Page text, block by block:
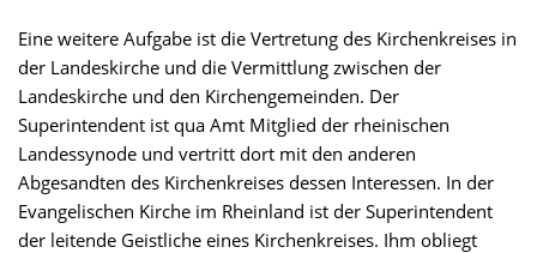
Eine weitere Aufgabe ist die Vertretung des Kirchenkreises in
der Landeskirche und die Vermittlung zwischen der
Landeskirche und den Kirchengemeinden. Der
Superintendent ist qua Amt Mitglied der rheinischen
Landessynode und vertritt dort mit den anderen
Abgesandten des Kirchenkreises dessen Interessen. In der
Evangelischen Kirche im Rheinland ist der Superintendent
der leitende Geistliche eines Kirchenkreises. Ihm obliegt